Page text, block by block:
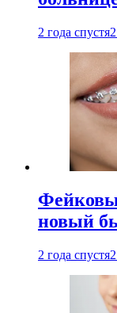
2 года спустя
новый
2 года спустя